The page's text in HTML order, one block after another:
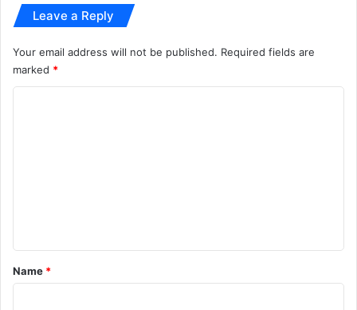
ढ़ा
ह
ल
च
Leave a Reply
Your email address will not be published. Required fields are
marked *
*
Name *